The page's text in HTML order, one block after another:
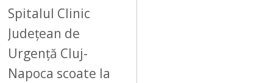
Spitalul Clinic
Județean de
Urgență Cluj-
Napoca scoate la